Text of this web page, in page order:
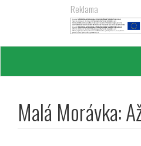
Reklama
Malá Morávka: